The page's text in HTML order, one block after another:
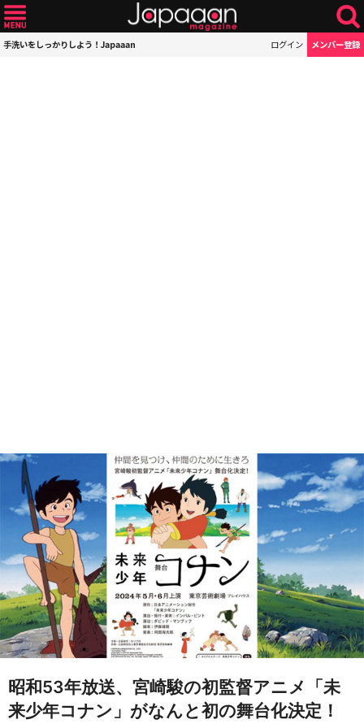
手洗いをしっかりしよう！Japaaan ログイン メンバー登録
昭和53年放送、宮崎駿の初監督アニメ「未
来少年コナン」がなんと初の舞台化決定！